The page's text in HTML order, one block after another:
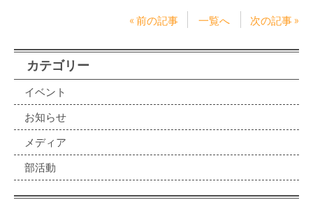
« 前の記事 一覧へ 次の記事 »
カテゴリー
イベント
お知らせ
メディア
部活動